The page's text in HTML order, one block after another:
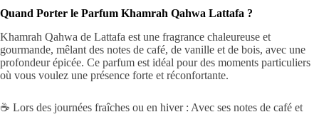
Quand Porter le Parfum Khamrah Qahwa Lattafa ?
Khamrah Qahwa de Lattafa est une fragrance chaleureuse et
gourmande, mêlant des notes de café, de vanille et de bois, avec une
profondeur épicée. Ce parfum est idéal pour des moments particuliers
où vous voulez une présence forte et réconfortante.
☕ Lors des journées fraîches ou en hiver : Avec ses notes de café et